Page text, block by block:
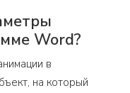
Word?
в
на который